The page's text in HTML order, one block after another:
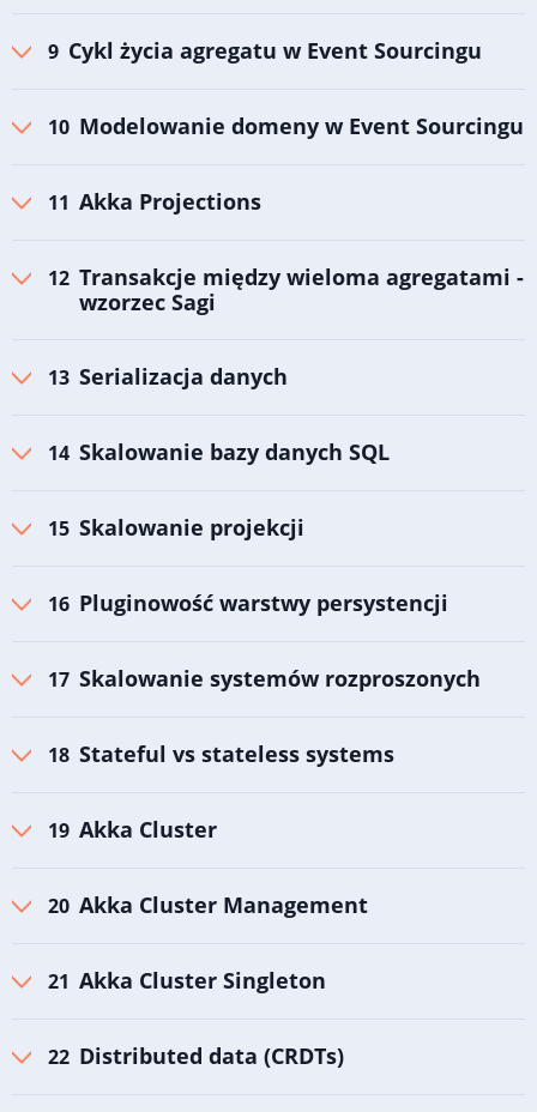
Cykl życia agregatu w Event Sourcingu
Modelowanie domeny w Event Sourcingu
Akka Projections
Transakcje między wieloma agregatami -
wzorzec Sagi
Serializacja danych
Skalowanie bazy danych SQL
Skalowanie projekcji
Pluginowość warstwy persystencji
Skalowanie systemów rozproszonych
Stateful vs stateless systems
Akka Cluster
Akka Cluster Management
Akka Cluster Singleton
Distributed data (CRDTs)